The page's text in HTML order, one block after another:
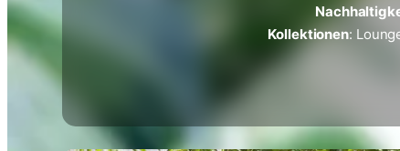
Kollektionen: